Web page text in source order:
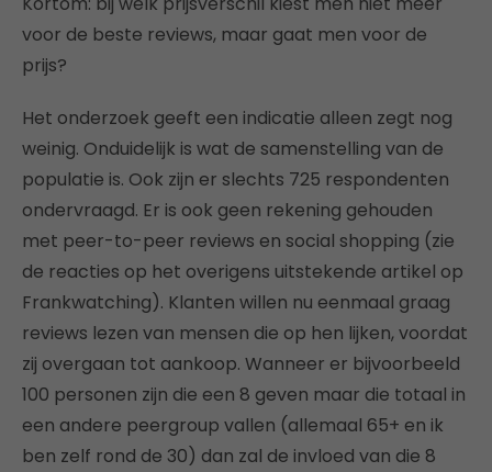
voor de beste reviews, maar gaat men voor de
prijs?
Het onderzoek geeft een indicatie alleen zegt nog
weinig. Onduidelijk is wat de samenstelling van de
populatie is. Ook zijn er slechts 725 respondenten
ondervraagd. Er is ook geen rekening gehouden
met peer-to-peer reviews en social shopping (zie
de reacties op het overigens uitstekende artikel op
Frankwatching). Klanten willen nu eenmaal graag
reviews lezen van mensen die op hen lijken, voordat
zij overgaan tot aankoop. Wanneer er bijvoorbeeld
100 personen zijn die een 8 geven maar die totaal in
een andere peergroup vallen (allemaal 65+ en ik
ben zelf rond de 30) dan zal de invloed van die 8